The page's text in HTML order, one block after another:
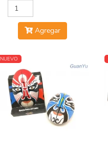
Agregar
NUEVO